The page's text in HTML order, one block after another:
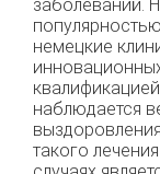
заболеваний.
немецкие
наблюдается
такого